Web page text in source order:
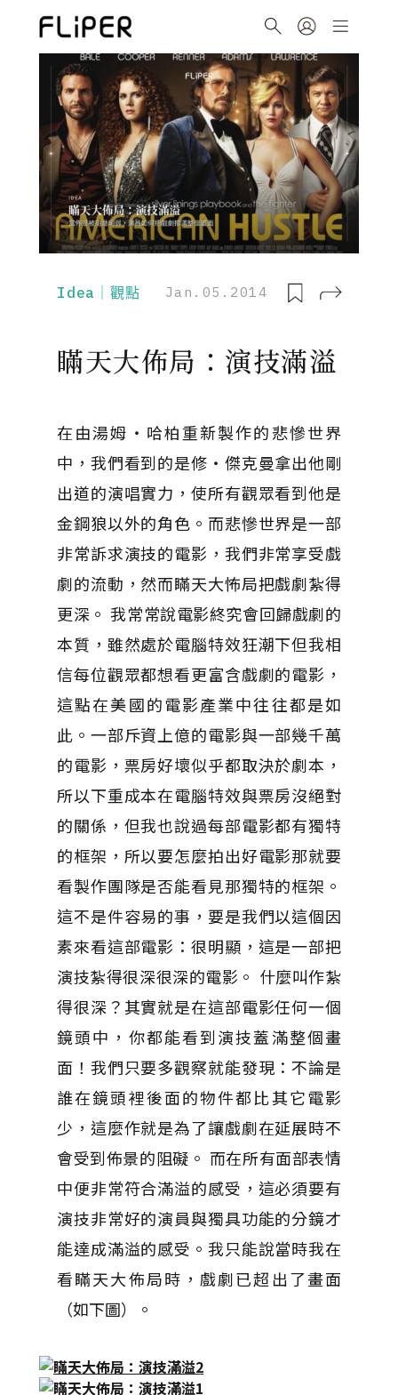
Idea｜觀點 Jan.05.2014
瞞天大佈局：演技滿溢
在由湯姆‧哈柏重新製作的悲慘世界
中，我們看到的是修‧傑克曼拿出他剛
出道的演唱實力，使所有觀眾看到他是
金鋼狼以外的角色。而悲慘世界是一部
非常訴求演技的電影，我們非常享受戲
劇的流動，然而瞞天大怖局把戲劇紮得
更深。 我常常說電影終究會回歸戲劇的
本質，雖然處於電腦特效狂潮下但我相
信每位觀眾都想看更富含戲劇的電影，
這點在美國的電影產業中往往都是如
此。一部斥資上億的電影與一部幾千萬
的電影，票房好壞似乎都取決於劇本，
所以下重成本在電腦特效與票房沒絕對
的關係，但我也說過每部電影都有獨特
的框架，所以要怎麼拍出好電影那就要
看製作團隊是否能看見那獨特的框架。
這不是件容易的事，要是我們以這個因
素來看這部電影：很明顯，這是一部把
演技紮得很深很深的電影。 什麼叫作紮
得很深？其實就是在這部電影任何一個
鏡頭中，你都能看到演技蓋滿整個畫
面！我們只要多觀察就能發現：不論是
誰在鏡頭裡後面的物件都比其它電影
少，這麼作就是為了讓戲劇在延展時不
會受到佈景的阻礙。 而在所有面部表情
中便非常符合滿溢的感受，這必須要有
演技非常好的演員與獨具功能的分鏡才
能達成滿溢的感受。我只能說當時我在
看瞞天大佈局時，戲劇已超出了畫面
（如下圖）。